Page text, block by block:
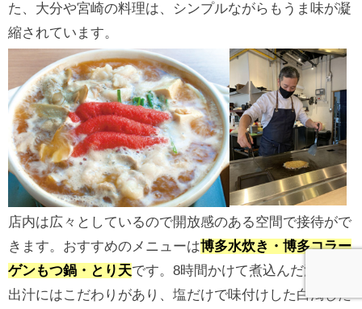
た、大分や宮崎の料理は、シンプルながらもうま味が凝
縮されています。
店内は広々としているので開放感のある空間で接待がで
きます。おすすめのメニューは博多水炊き・博多コラー
ゲンもつ鍋・とり天です。8時間かけて煮込んだ濃厚な
出汁にはこだわりがあり、塩だけで味付けした白濁した